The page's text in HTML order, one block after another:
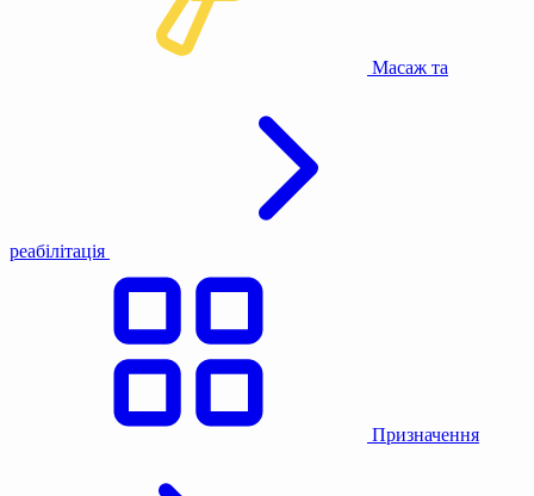
Масаж та
реабілітація
Призначення